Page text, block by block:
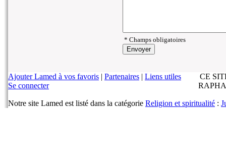
* Champs obligatoires
Ajouter Lamed à vos favoris | Partenaires | Liens utiles
Se connecter
CE
Notre site Lamed est listé dans la catégorie Religion et spiritualité :